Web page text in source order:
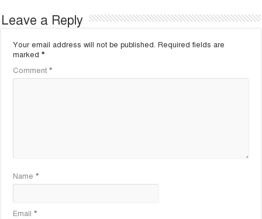
Leave a Reply
Your email address will not be published. Required fields are
marked*
Comment*
Name*
Email*